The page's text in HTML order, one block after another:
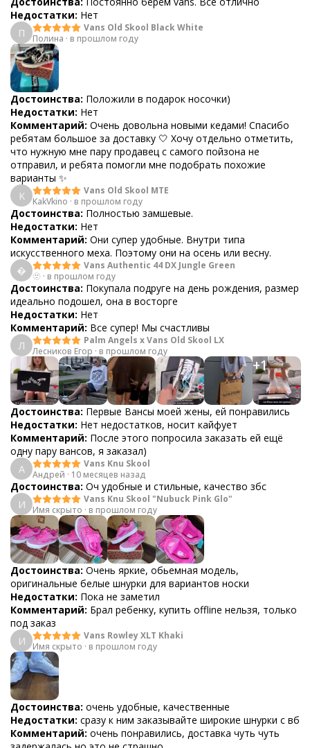
Недостатки: Нет
П
Vans Old Skool Black White
Полина · в прошлом году
Достоинства: Положили в подарок носочки)
Недостатки: Нет
Комментарий: Очень довольна новыми кедами! Спасибо
ребятам большое за доставку 🤍 Хочу отдельно отметить,
что нужную мне пару продавец с самого пойзона не
отправил, и ребята помогли мне подобрать похожие
варианты ✨
K
Vans Old Skool MTE
KakVkino · в прошлом году
Достоинства: Полностью замшевые.
Недостатки: Нет
Комментарий: Они супер удобные. Внутри типа
искусственного меха. Поэтому они на осень или весну.

Vans Authentic 44 DX Jungle Green
🫥 · в прошлом году
Достоинства: Покупала подруге на день рождения, размер
идеально подошел, она в восторге
Недостатки: Нет
Комментарий: Все супер! Мы счастливы
Л
Palm Angels x Vans Old Skool LX
Лесников Егор · в прошлом году
+1
Достоинства: Первые Вансы моей жены, ей понравились
Недостатки: Нет недостатков, носит кайфует
Комментарий: После этого попросила заказать ей ещё
одну пару вансов, я заказал)
А
Vans Knu Skool
Андрей · 10 месяцев назад
Достоинства: Оч удобные и стильные, качество збс
И
Vans Knu Skool "Nubuck Pink Glo"
Имя скрыто · в прошлом году
Достоинства: Очень яркие, обьемная модель,
оригинальные белые шнурки для вариантов носки
Недостатки: Пока не заметил
Комментарий: Брал ребенку, купить оffline нельзя, только
под заказ
И
Vans Rowley XLT Khaki
Имя скрыто · в прошлом году
Достоинства: очень удобные, качественные
Недостатки: сразу к ним заказывайте широкие шнурки с вб
Комментарий: очень понравились, доставка чуть чуть